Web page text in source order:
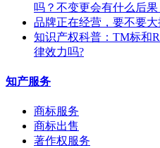
吗？不变更会有什么后果
品牌正在经营，要不要
知识产权科普：TM标和
律效力吗?
知产服务
商标服务
商标出售
著作权服务